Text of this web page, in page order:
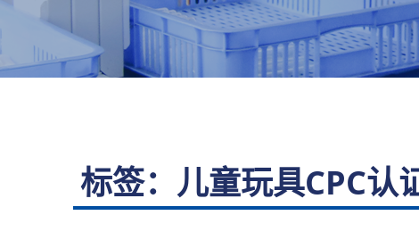
限公司
标签：儿童玩具CPC认